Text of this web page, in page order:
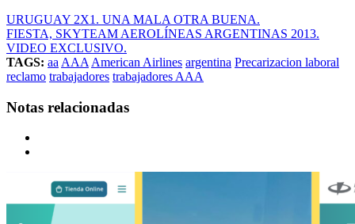
URUGUAY 2X1. UNA MALA OTRA BUENA.
FIESTA, SKYTEAM AEROLÍNEAS ARGENTINAS 2013.
VIDEO EXCLUSIVO.
TAGS: aa AAA American Airlines argentina Precarizacion laboral
reclamo trabajadores trabajadores AAA
Notas relacionadas